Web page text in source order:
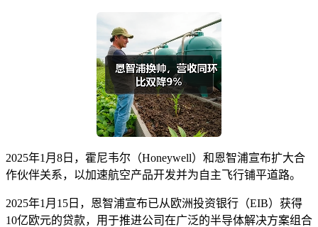
2025年1月8日，霍尼韦尔（Honeywell）和恩智浦宣布扩大合
作伙伴关系，以加速航空产品开发并为自主飞行铺平道路。
2025年1月15日，恩智浦宣布已从欧洲投资银行（EIB）获得
10亿欧元的贷款，用于推进公司在广泛的半导体解决方案组合